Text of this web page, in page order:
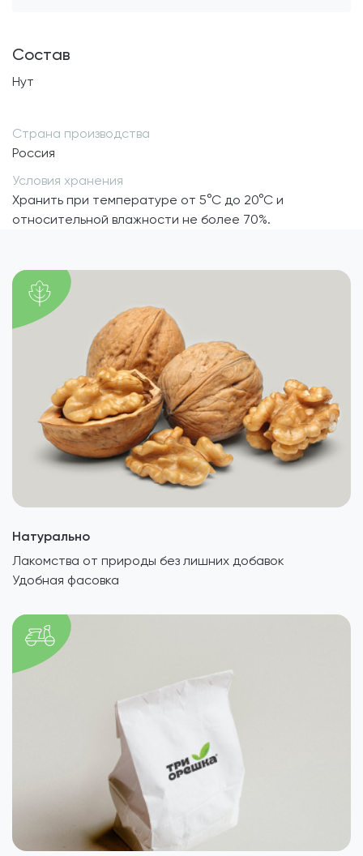
Состав
Нут
Страна производства
Россия
Условия хранения
Хранить при температуре от 5°С до 20°С и
относительной влажности не более 70%.
Натурально
Лакомства от природы без лишних добавок
Удобная фасовка